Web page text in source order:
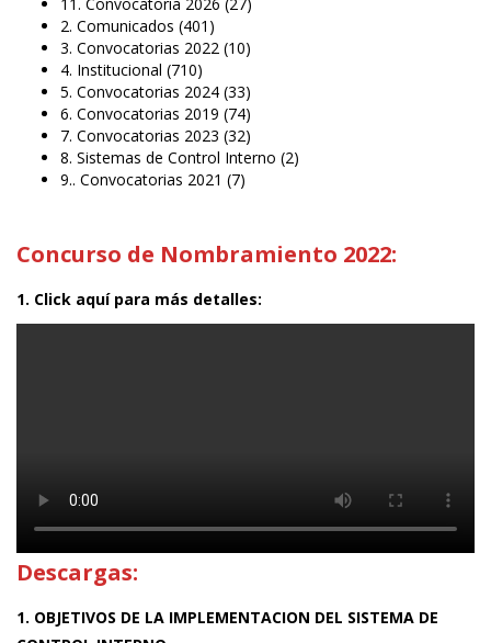
2. Comunicados (401)
3. Convocatorias 2022 (10)
4. Institucional (710)
5. Convocatorias 2024 (33)
6. Convocatorias 2019 (74)
7. Convocatorias 2023 (32)
8. Sistemas de Control Interno (2)
9.. Convocatorias 2021 (7)
Concurso de Nombramiento 2022:
1. Click aquí para más detalles:
Descargas:
1. OBJETIVOS DE LA IMPLEMENTACION DEL SISTEMA DE